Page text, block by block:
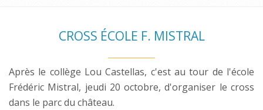
CROSS ÉCOLE F. MISTRAL
Après le collège Lou Castellas, c'est au tour de l'école
Frédéric Mistral, jeudi 20 octobre, d'organiser le cross
dans le parc du château.